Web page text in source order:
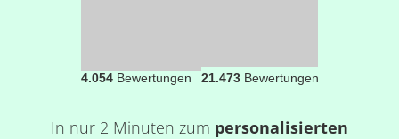
4.054Bewertungen 21.473Bewertungen
In nur 2 Minuten zum personalisierten